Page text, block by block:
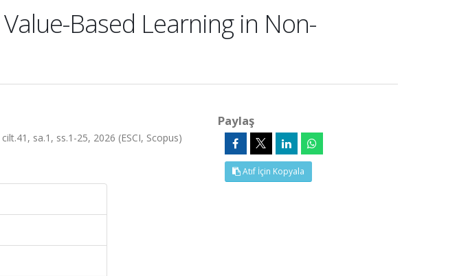
Based Learning in Non-
sa.1, ss.1-25, 2026 (ESCI, Scopus)
Paylaş
Atıf İçin Kopyala